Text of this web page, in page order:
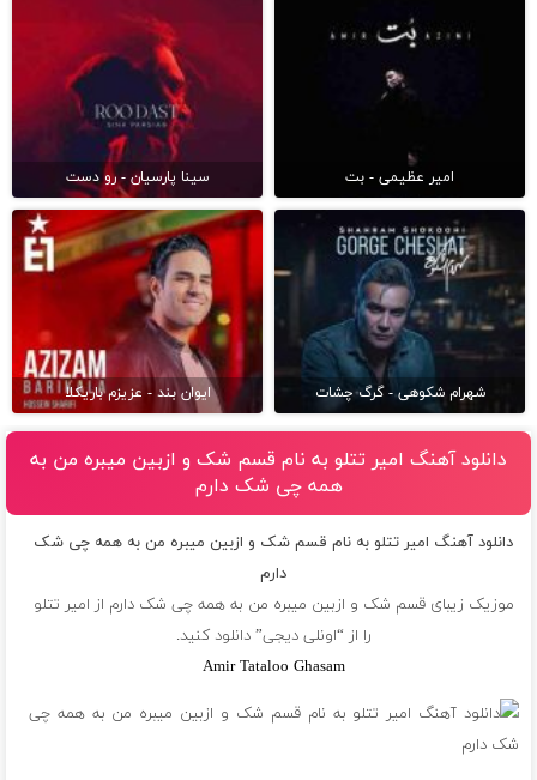
امیر عظیمی - بت سینا پارسیان - رو دست
شهرام شکوهی - گرگ چشات ایوان بند - عزیزم باریکلا
دانلود آهنگ امیر تتلو به نام قسم شک و ازبین میبره من به
همه چی شک دارم
دانلود آهنگ امیر تتلو به نام قسم شک و ازبین میبره من به همه چی شک
دارم
موزیک زیبای قسم شک و ازبین میبره من به همه چی شک دارم از امیر تتلو
را از “اونلی دیجی” دانلود کنید.
Amir Tataloo Ghasam